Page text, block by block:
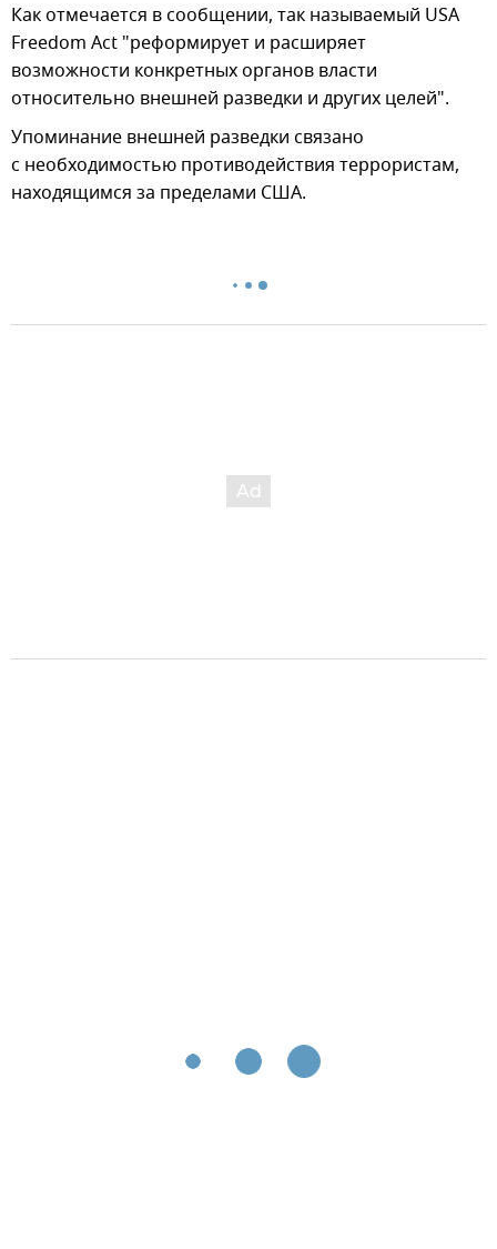
Как отмечается в сообщении, так называемый USA
Freedom Act "реформирует и расширяет
возможности конкретных органов власти
относительно внешней разведки и других целей".
Упоминание внешней разведки связано
с необходимостью противодействия террористам,
находящимся за пределами США.